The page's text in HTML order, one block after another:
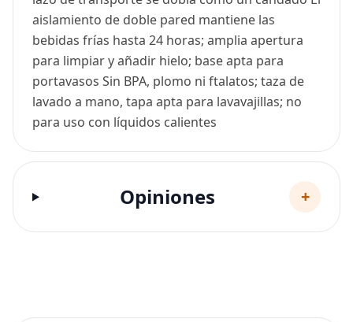
aislamiento de doble pared mantiene las
bebidas frías hasta 24 horas; amplia apertura
para limpiar y añadir hielo; base apta para
portavasos Sin BPA, plomo ni ftalatos; taza de
lavado a mano, tapa apta para lavavajillas; no
para uso con líquidos calientes
Opiniones +